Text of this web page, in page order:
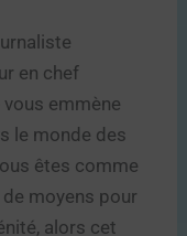
en chef
vous emmène
le monde des
êtes comme
moyens pour
alors cet